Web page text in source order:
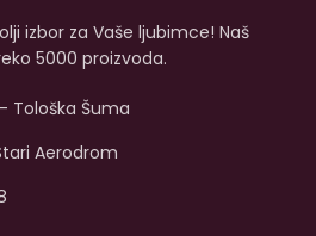
je izbor za Vaše ljubimce! Naš
5000 proizvoda.
Tološka Šuma
Aerodrom